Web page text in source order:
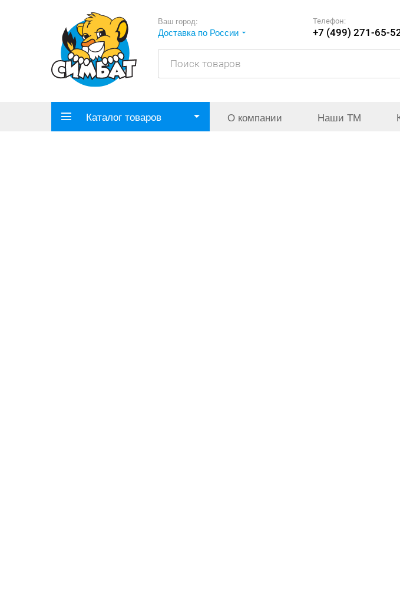
Ваш город:
Доставка по России
Телефон:
+7 (499) 271-65-
Каталог товаров О компании Наши ТМ